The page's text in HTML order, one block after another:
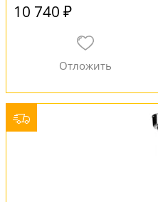
10 740 ₽